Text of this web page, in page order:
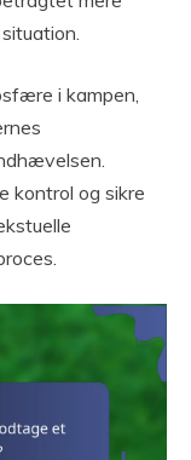
i kampen,
kontrol og sikre